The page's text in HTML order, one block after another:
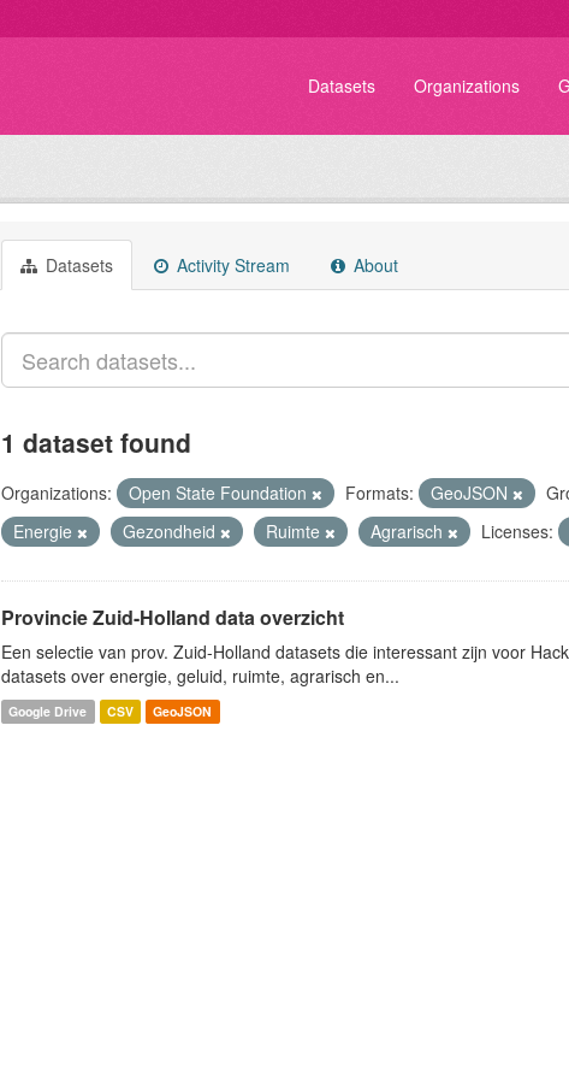
Datasets Organizations
Datasets Activity Stream About
1 dataset found
Organizations: Open State Foundation Formats: GeoJSON
Energie
Gezondheid Ruimte Agrarisch Licenses:
Provincie Zuid-Holland data overzicht
Een selectie van prov. Zuid-Holland datasets die interessant zijn voor
datasets over energie, geluid, ruimte, agrarisch en...
Google Drive CSV GeoJSON